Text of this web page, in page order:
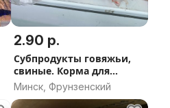
2.90 р.
Субпродукты говяжьи,
свиные. Корма для
животных. Вся линейка.
Обрезь говяжья для
Минск, Фрунзенский